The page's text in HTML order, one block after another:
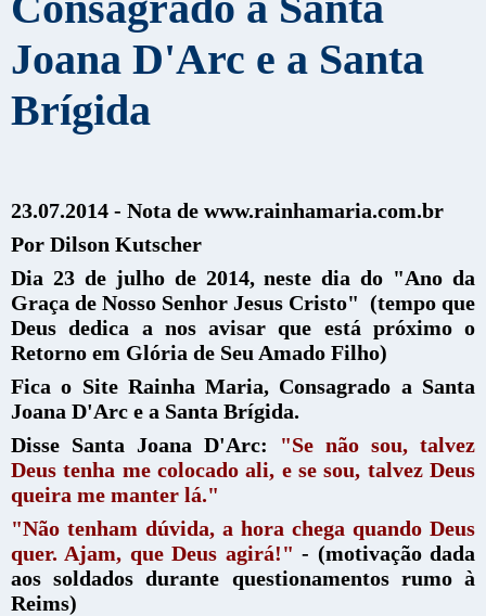
Joana D'Arc e a Santa
Brígida
23.07.2014 - Nota de www.rainhamaria.com.br
Por Dilson Kutscher
Dia 23 de julho de 2014, neste dia do "Ano da
Graça de Nosso Senhor Jesus Cristo" (tempo que
Deus dedica a nos avisar que está próximo o
Retorno em Glória de Seu Amado Filho)
Fica o Site Rainha Maria, Consagrado a Santa
Joana D'Arc e a Santa Brígida.
Disse Santa Joana D'Arc:
"Se não sou, talvez
Deus tenha me colocado ali, e se sou, talvez Deus
queira me manter lá."
"Não tenham dúvida, a hora chega quando Deus
quer. Ajam, que Deus agirá!" - (motivação dada
aos soldados durante questionamentos rumo à
Reims)